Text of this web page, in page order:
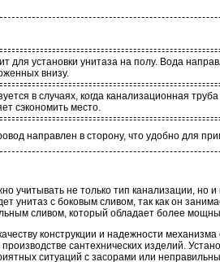
для установки унитаза на полу. Вода
внизу.
в случаях, когда канализационная
сэкономить место.
направлен в сторону, что удобно для
учитывать не только тип канализации, но
унитаз с боковым сливом, так как он
сливом, который обладает более
конструкции и надежности
сантехнических изделий.
ситуаций с засорами или